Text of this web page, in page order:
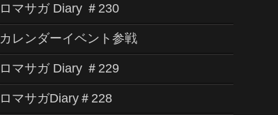
ロマサガ Diary ＃230
カレンダーイベント参戦
ロマサガ Diary ＃229
ロマサガDiary＃228